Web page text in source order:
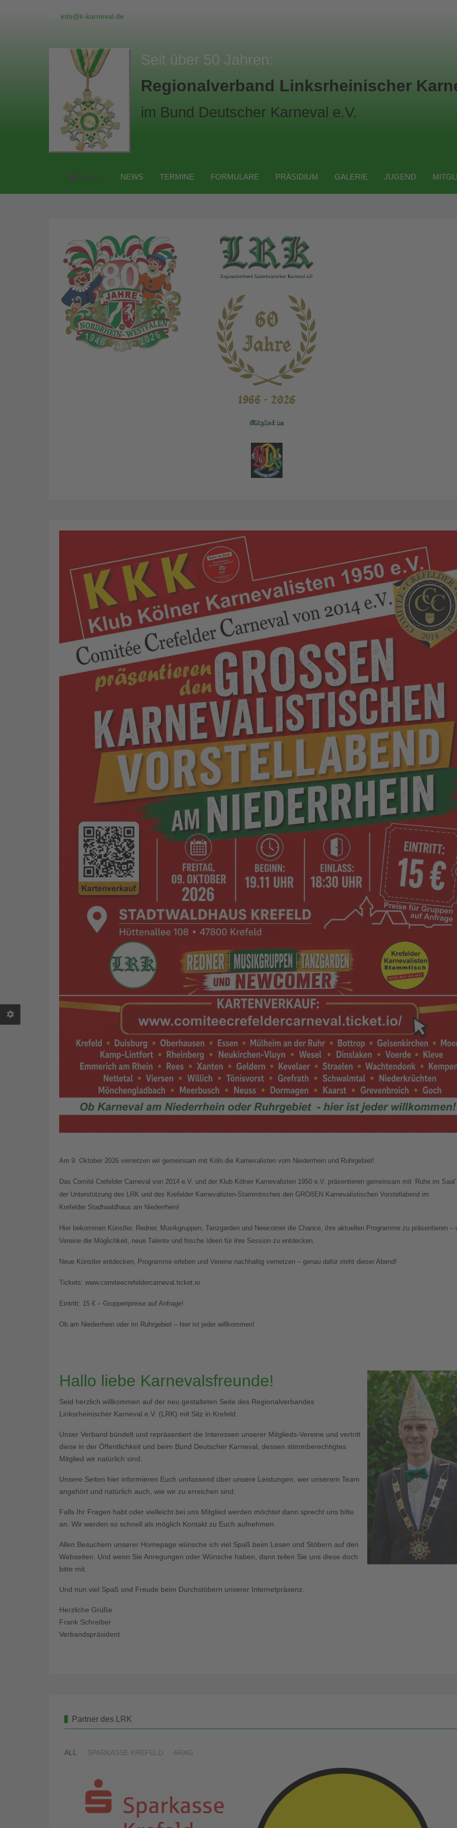
info@lr-karneval.de
Seit über 50 Jahren:
Regionalverband Linksrheinischer
im Bund Deutscher Karneval e.V.
HOME NEWS TERMINE FORMULARE PRÄSIDIUM GALERIE JUGEND
Am 9. Oktober 2026 vernetzen wir gemeinsam mit Köln die Karnevalisten vom Niederrhein und Ruhrgebiet!
Das Comité Crefelder Carneval von 2014 e.V. und der Klub Kölner Karnevalisten 1950 e.V. präsentieren gemeinsam mit ‘Ruhe im Saal’
der Unterstützung des LRK und des Krefelder Karnevalisten-Stammtisches den GROßEN Karnevalistischen Vorstellabend im
Krefelder Stadtwaldhaus am Niederrhein!
Hier bekommen Künstler, Redner, Musikgruppen, Tanzgarden und Newcomer die Chance, ihre aktuellen Programme zu präsentieren –
Vereine die Möglichkeit, neue Talente und frische Ideen für ihre Session zu entdecken.
Neue Künstler entdecken, Programme erleben und Vereine nachhaltig vernetzen – genau dafür steht dieser Abend!
Tickets: www.comiteecrefeldercarneval.ticket.io
Eintritt: 15 € – Gruppenpreise auf Anfrage!
Ob am Niederrhein oder im Ruhrgebiet – hier ist jeder willkommen!
Hallo liebe Karnevalsfreunde!
Seid herzlich willkommen auf der neu gestalteten Seite des Regionalverbandes
Linksrheinischer Karneval e.V. (LRK) mit Sitz in Krefeld.
Unser Verband bündelt und repräsentiert die Interessen unserer Mitglieds-Vereine und vertritt
diese in der Öffentlichkeit und beim Bund Deutscher Karneval, dessen stimmberechtigtes
Mitglied wir natürlich sind.
Unsere Seiten hier informieren Euch umfassend über unsere Leistungen, wer unserem Team
angehört und natürlich auch, wie wir zu erreichen sind.
Falls Ihr Fragen habt oder vielleicht bei uns Mitglied werden möchtet dann sprecht uns bitte
an. Wir werden so schnell als möglich Kontakt zu Euch aufnehmen.
Allen Besuchern unserer Homepage wünsche ich viel Spaß beim Lesen und Stöbern auf den
Webseiten. Und wenn Sie Anregungen oder Wünsche haben, dann teilen Sie uns diese doch
bitte mit.
Und nun viel Spaß und Freude beim Durchstöbern unserer Internetpräsenz.
Herzliche Grüße
Frank Schreiber
Verbandspräsident
Partner des LRK
ALL SPARKASSE KREFELD ARAG